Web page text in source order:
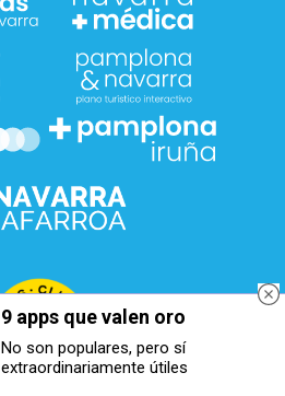
9 apps que valen oro
No son populares, pero sí
extraordinariamente útiles